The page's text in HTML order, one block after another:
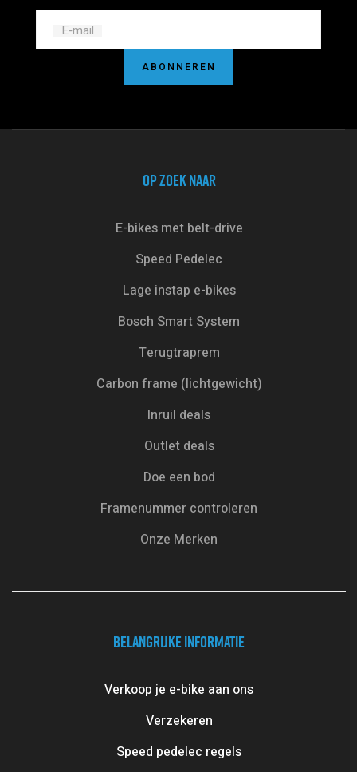
E‑mail
ABONNEREN
OP ZOEK NAAR
E-bikes met belt-drive
Speed Pedelec
Lage instap e-bikes
Bosch Smart System
Terugtraprem
Carbon frame (lichtgewicht)
Inruil deals
Outlet deals
Doe een bod
Framenummer controleren
Onze Merken
BELANGRIJKE INFORMATIE
Verkoop je e-bike aan ons
Verzekeren
Speed pedelec regels